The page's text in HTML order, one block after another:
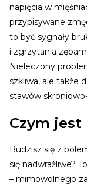
napięcia w
przypisywane
to być sygnały
i zgrzytania
Nieleczony
szkliwa, ale także
stawów
Czym jest
Budzisz się z
się nadwrażliwe?
– mimowolnego